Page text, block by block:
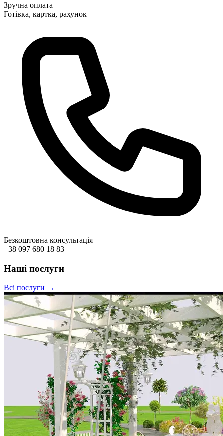
Зручна оплата
Готівка, картка, рахунок
Безкоштовна консультація
+38 097 680 18 83
Наші послуги
Всі послуги →